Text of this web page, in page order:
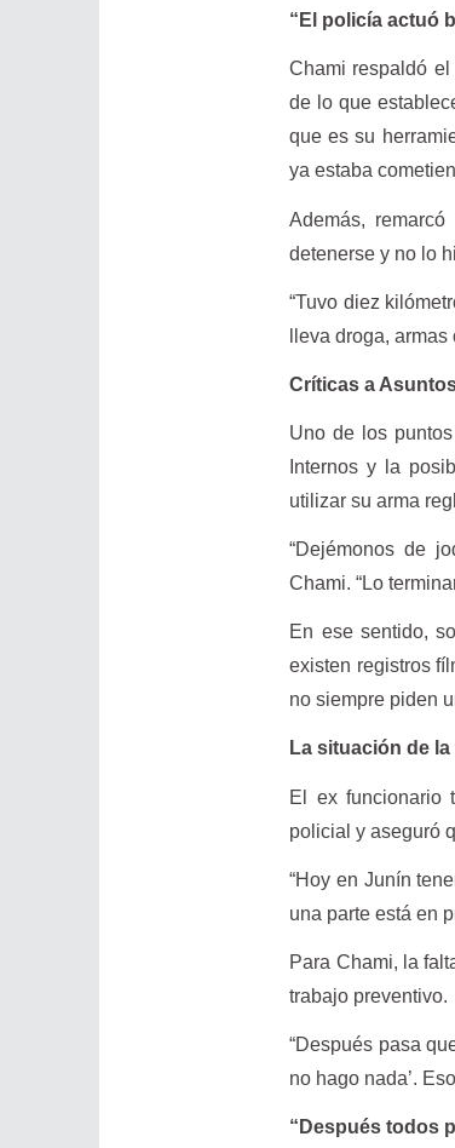
“El policía actuó
Chami respaldó
de lo que
que es su
ya estaba
Además,
detenerse y no lo
“Tuvo diez
lleva droga,
Críticas a
Uno de los
Internos y la
utilizar su arma
“Dejémonos de
Chami. “Lo
En ese sentido,
existen registros
no siempre piden
La situación de
El ex funcionario
policial y aseguró
“Hoy en Junín
una parte está en
Para Chami, la
trabajo preventivo.
“Después pasa
no hago nada’.
“Después todos